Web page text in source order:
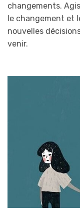
changements.
le changement et
nouvelles
venir.